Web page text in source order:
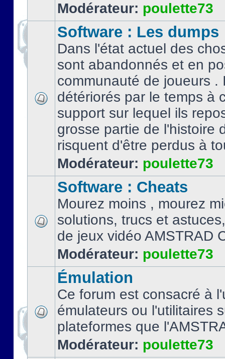
Modérateur: poulette73
Software : Les dumps
Dans l'état actuel des
sont abandonnés et en
communauté de joueurs .
détériorés par le temps à
support sur lequel ils
grosse partie de l'histoire
risquent d'être perdus à
Modérateur: poulette73
Software : Cheats
Mourez moins , mourez
solutions, trucs et
de jeux vidéo AMSTRAD
Modérateur: poulette73
Émulation
Ce forum est consacré à
émulateurs ou l'utilitaires
plateformes que
Modérateur: poulette73